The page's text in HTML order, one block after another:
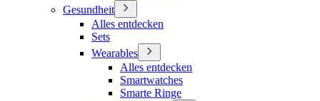
Gesundheit
Alles entdecken
Sets
Wearables
Alles entdecken
Smartwatches
Smarte Ringe